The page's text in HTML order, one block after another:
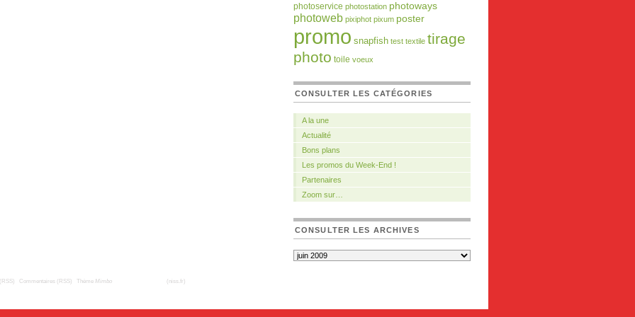
photoservice photostation photoways
photoweb pixiphot pixum poster
promo snapfish test textile tirage
photo toile voeux
CONSULTER LES CATÉGORIES
A la une
Actualité
Bons plans
Les promos du Week-End !
Partenaires
Zoom sur…
CONSULTER LES ARCHIVES
Commentaires (RSS) Thème Mimbo (niss.fr)